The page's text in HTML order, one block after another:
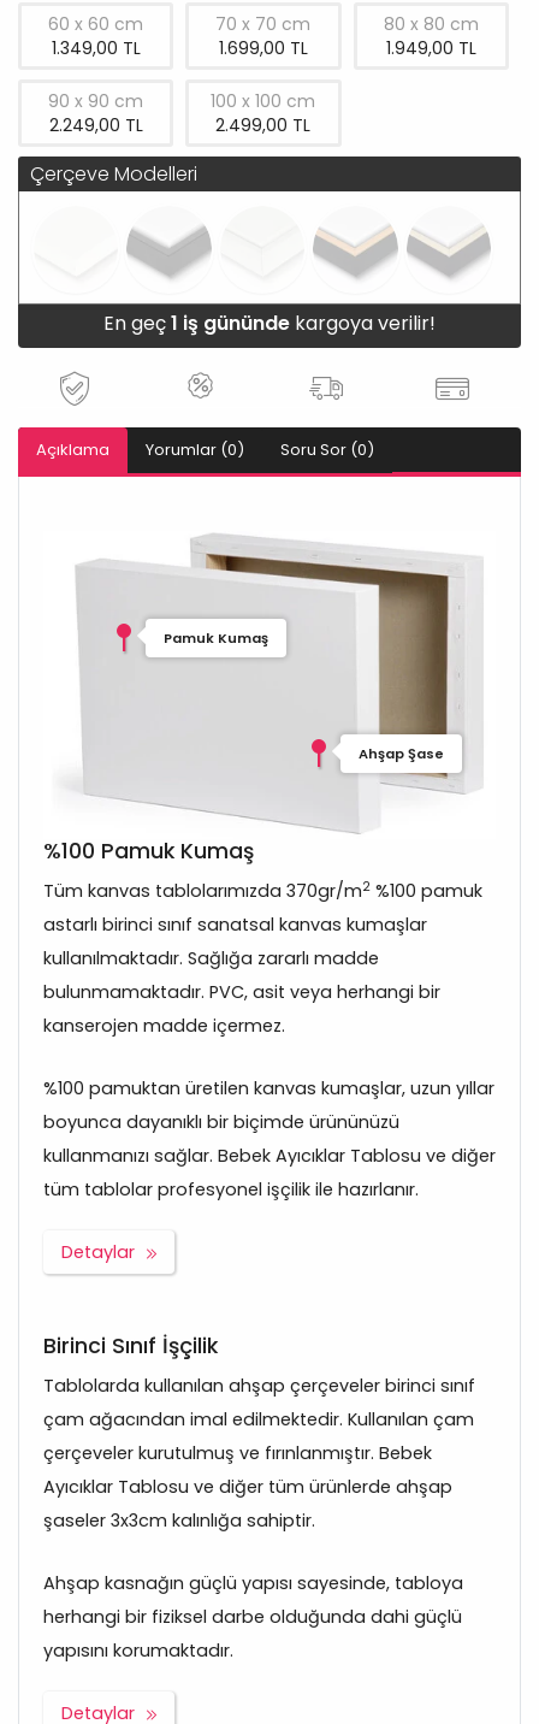
60 x 60 cm
1.349,00 TL
70 x 70 cm
1.699,00 TL
80 x 80 cm
1.949,00 TL
90 x 90 cm
2.249,00 TL
100 x 100 cm
2.499,00 TL
Çerçeve Modelleri
En geç1 iş gününde kargoya verilir!
Açıklama Yorumlar (0) Soru Sor (0)
Pamuk Kumaş
Ahşap Şase
%100 Pamuk Kumaş
Tüm kanvas tablolarımızda 370gr/m2 %100 pamuk
astarlı birinci sınıf sanatsal kanvas kumaşlar
kullanılmaktadır. Sağlığa zararlı madde
bulunmamaktadır. PVC, asit veya herhangi bir
kanserojen madde içermez.
%100 pamuktan üretilen kanvas kumaşlar, uzun yıllar
boyunca dayanıklı bir biçimde ürününüzü
kullanmanızı sağlar. Bebek Ayıcıklar Tablosu ve diğer
tüm tablolar profesyonel işçilik ile hazırlanır.
Detaylar
Birinci Sınıf İşçilik
Tablolarda kullanılan ahşap çerçeveler birinci sınıf
çam ağacından imal edilmektedir. Kullanılan çam
çerçeveler kurutulmuş ve fırınlanmıştır. Bebek
Ayıcıklar Tablosu ve diğer tüm ürünlerde ahşap
şaseler 3x3cm kalınlığa sahiptir.
Ahşap kasnağın güçlü yapısı sayesinde, tabloya
herhangi bir fiziksel darbe olduğunda dahi güçlü
yapısını korumaktadır.
Detaylar